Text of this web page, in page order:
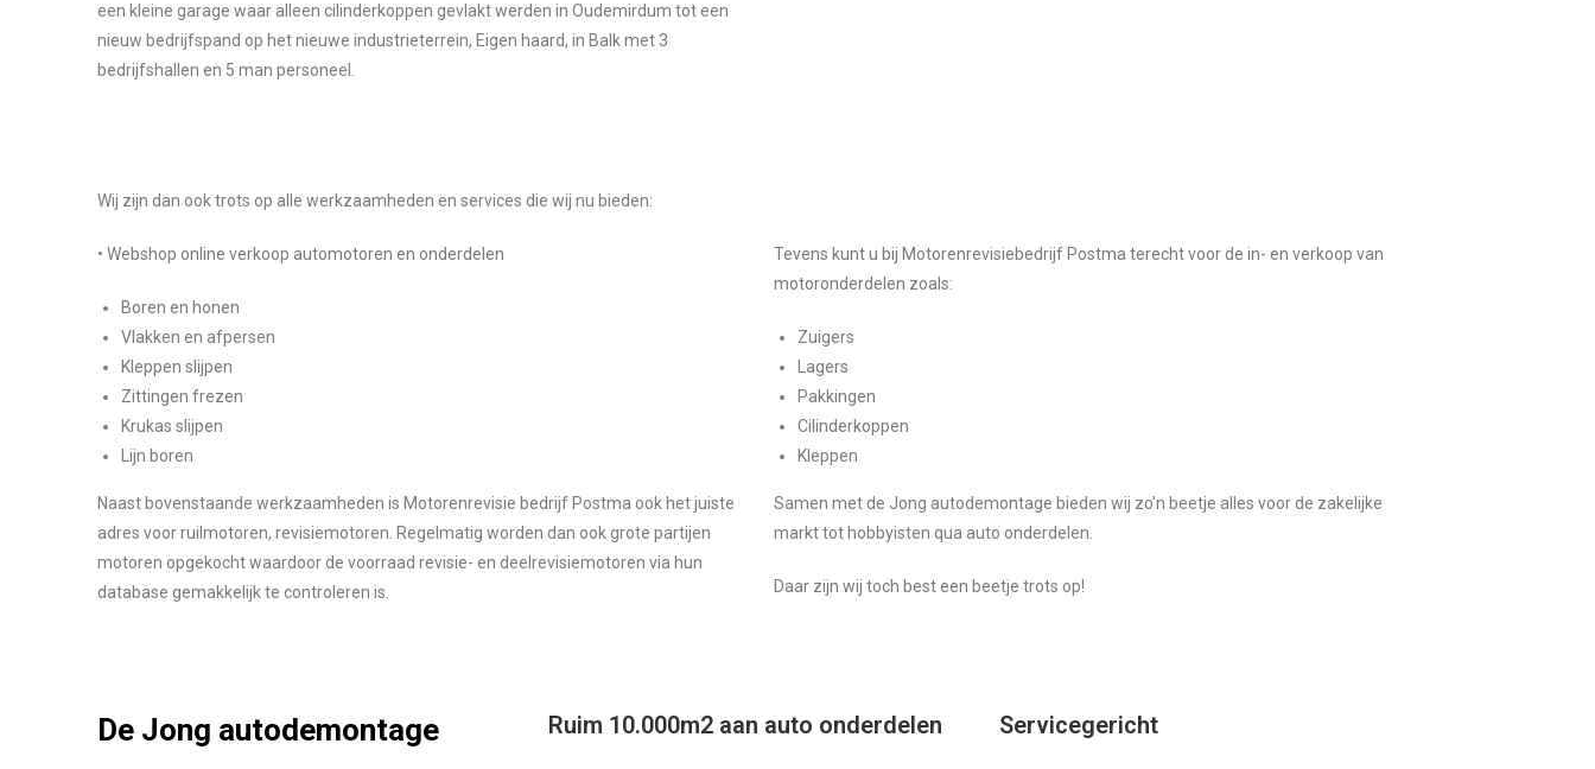
een kleine garage waar alleen cilinderkoppen gevlakt werden in Oudemirdum tot een
nieuw bedrijfspand op het nieuwe industrieterrein, Eigen haard, in Balk met 3
bedrijfshallen en 5 man personeel.
Wij zijn dan ook trots op alle werkzaamheden en services die wij nu bieden:
• Webshop online verkoop automotoren en onderdelen
Boren en honen
Vlakken en afpersen
Kleppen slijpen
Zittingen frezen
Krukas slijpen
Lijn boren
Naast bovenstaande werkzaamheden is Motorenrevisie bedrijf Postma ook het juiste
adres voor ruilmotoren, revisiemotoren. Regelmatig worden dan ook grote partijen
motoren opgekocht waardoor de voorraad revisie- en deelrevisiemotoren via hun
database gemakkelijk te controleren is.
Tevens kunt u bij Motorenrevisiebedrijf Postma terecht voor de in- en verkoop van
motoronderdelen zoals:
Zuigers
Lagers
Pakkingen
Cilinderkoppen
Kleppen
Samen met de Jong autodemontage bieden wij zo’n beetje alles voor de zakelijke
markt tot hobbyisten qua auto onderdelen.
Daar zijn wij toch best een beetje trots op!
De Jong autodemontage Ruim 10.000m2 aan auto onderdelen Servicegericht